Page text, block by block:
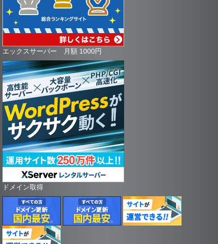
エックスサーバー 月額 1000円
ドメイン取得